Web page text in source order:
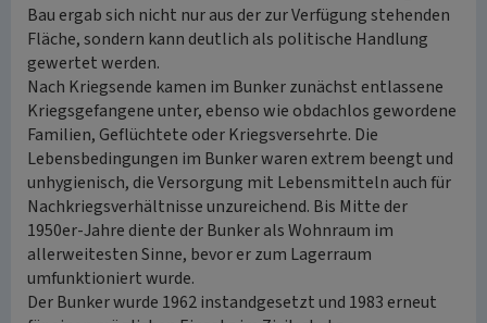
Bau ergab sich nicht nur aus der zur Verfügung stehenden
Fläche, sondern kann deutlich als politische Handlung
gewertet werden.
Nach Kriegsende kamen im Bunker zunächst entlassene
Kriegsgefangene unter, ebenso wie obdachlos gewordene
Familien, Geflüchtete oder Kriegsversehrte. Die
Lebensbedingungen im Bunker waren extrem beengt und
unhygienisch, die Versorgung mit Lebensmitteln auch für
Nachkriegsverhältnisse unzureichend. Bis Mitte der
1950er-Jahre diente der Bunker als Wohnraum im
allerweitesten Sinne, bevor er zum Lagerraum
umfunktioniert wurde.
Der Bunker wurde 1962 instandgesetzt und 1983 erneut